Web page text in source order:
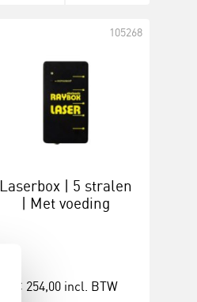
Laserbox | 5 stralen
| Met voeding
105268
€ 254,00 incl. BTW